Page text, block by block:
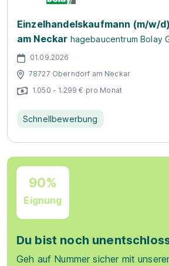
Einzelhandelskaufmann (m/w/
am Neckar hagebaucentrum Bolay
01.09.2026
78727 Oberndorf am Neckar
1.050 - 1.299 € pro Monat
Schnellbewerbung
90%
Eignung
Du bist noch
Geh auf Nummer sicher mit